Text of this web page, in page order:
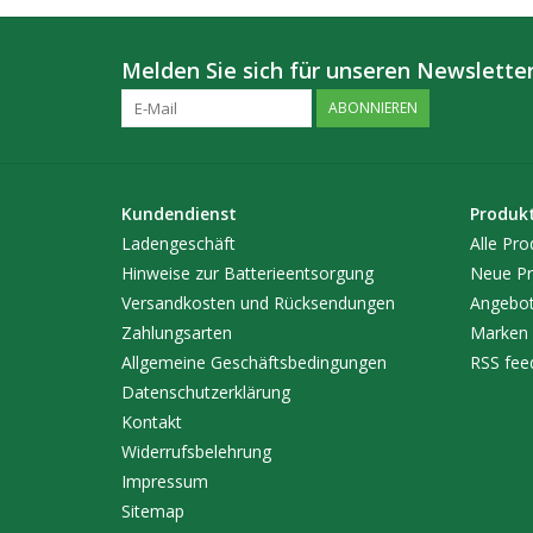
Melden Sie sich für unseren
ABONNIEREN
Kundendienst
Ladengeschäft
Hinweise zur Batterieentsorgung
Versandkosten und Rücksendungen
Zahlungsarten
Allgemeine Geschäftsbedingungen
Datenschutzerklärung
Kontakt
Widerrufsbelehrung
Impressum
Sitemap
Alle
Neue
Marken
RSS